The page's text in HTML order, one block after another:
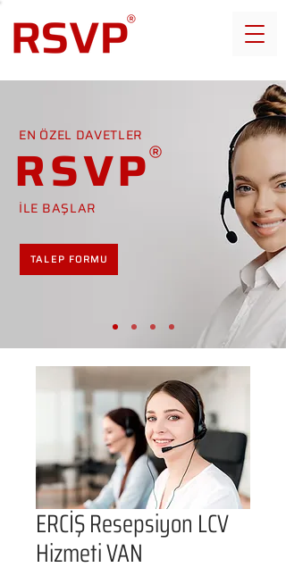
EN ÖZEL DAVETLER
RSVP
İLE BAŞLAR
TALEP FORMU
ERCİŞ Resepsiyon LCV
Hizmeti VAN